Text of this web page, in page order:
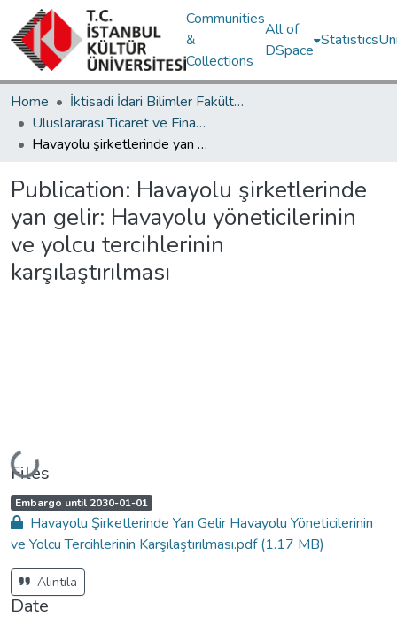
Communities
&
Collections
All of
DSpace
Statistics
Home
İktisadi İdari Bilimler Fakültesi / Faculty of Economics and Administrative Sciences
Uluslararası Ticaret ve Finansman Bölümü / Department of International Trade and Finance
Havayolu şirketlerinde yan gelir: Havayolu yöneticilerinin ve yolcu tercihlerinin karşılaştırılması
Publication: Havayolu şirketlerinde
yan gelir: Havayolu yöneticilerinin
ve yolcu tercihlerinin
karşılaştırılması
Loading...
Files
A
c
c
e
s
s
a
t
u
Embargo until 2030-01-01,
Havayolu Şirketlerinde Yan Gelir Havayolu Yöneticilerinin
ve Yolcu Tercihlerinin Karşılaştırılması.pdf(1.17 MB)
Alıntıla
Date